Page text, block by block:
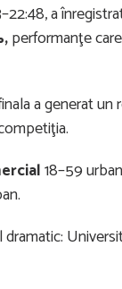
a
performanţe
a generat
18–59
dramatic: